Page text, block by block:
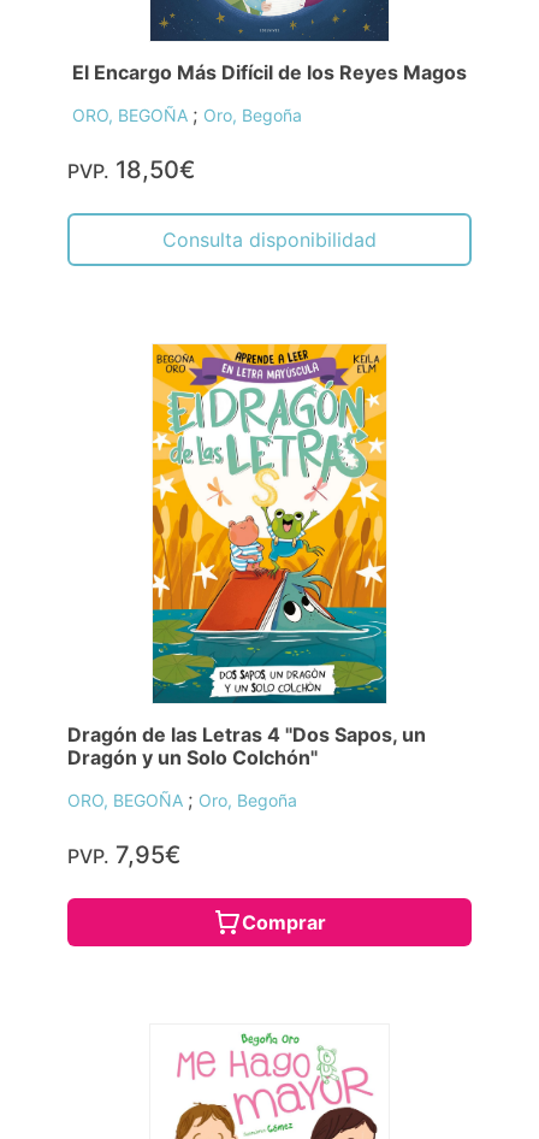
El Encargo Más Difícil de los Reyes Magos
ORO, BEGOÑA ; Oro, Begoña
PVP. 18,50€
Consulta disponibilidad
Dragón de las Letras 4 "Dos Sapos, un
Dragón y un Solo Colchón"
ORO, BEGOÑA ; Oro, Begoña
PVP. 7,95€
Comprar